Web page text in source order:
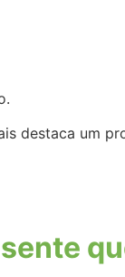
destaca um